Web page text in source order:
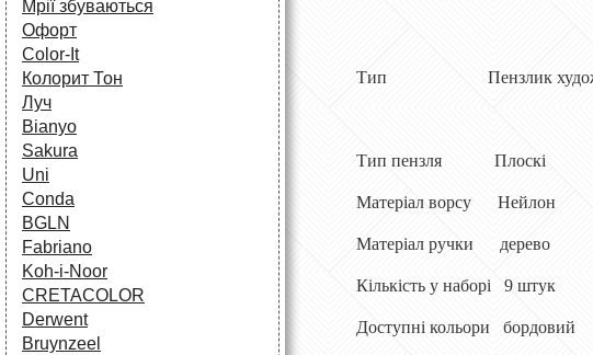
Мрії збуваються
Офорт
Сolor-It
Колорит Тон
Луч
Bianyo
Sakura
Uni
Conda
BGLN
Fabriano
Koh-i-Noor
CRETACOLOR
Derwent
Bruynzeel
Тип Пензлик
Тип пензля Плоскі
Матеріал ворсу Нейлон
Матеріал ручки дерево
Кількість у наборі 9 штук
Доступні кольори бордовий